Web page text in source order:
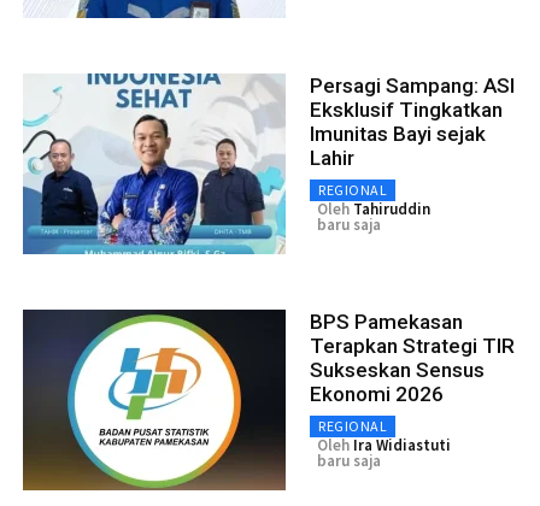
Persagi Sampang: ASI
Eksklusif Tingkatkan
Imunitas Bayi sejak
Lahir
REGIONAL
Oleh Tahiruddin
baru saja
BPS Pamekasan
Terapkan Strategi TIR
Sukseskan Sensus
Ekonomi 2026
REGIONAL
Oleh Ira Widiastuti
baru saja